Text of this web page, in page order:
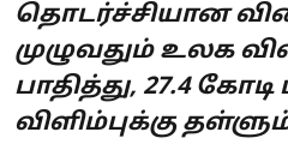
தொடர்ச்சியான
முழுவதும் உலக
பாதித்து, 27.4
விளிம்புக்கு